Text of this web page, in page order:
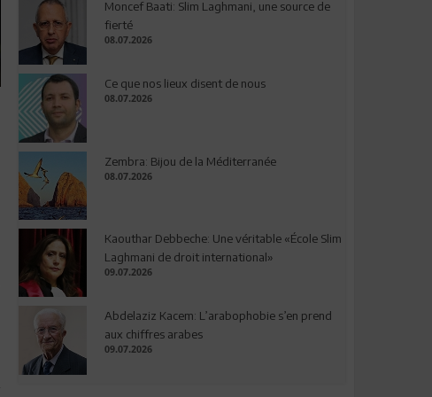
Moncef Baati: Slim Laghmani, une source de
fierté
08.07.2026
Ce que nos lieux disent de nous
08.07.2026
Zembra: Bijou de la Méditerranée
08.07.2026
Kaouthar Debbeche: Une véritable «École Slim
Laghmani de droit international»
09.07.2026
Abdelaziz Kacem: L’arabophobie s’en prend
aux chiffres arabes
09.07.2026